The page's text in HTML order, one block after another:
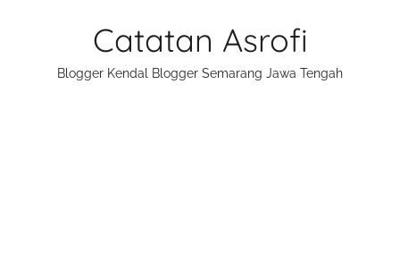
Catatan Asrofi
Blogger Kendal Blogger Semarang Jawa Tengah